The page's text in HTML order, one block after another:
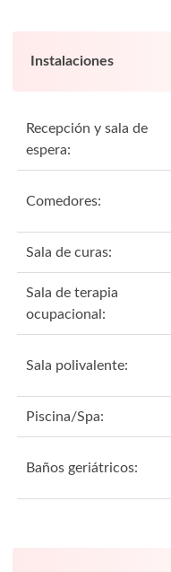
Instalaciones
Recepción y sala de
espera:
Comedores:
Sala de curas:
Sala de terapia
ocupacional:
Sala polivalente:
Piscina/Spa:
Baños geriátricos: